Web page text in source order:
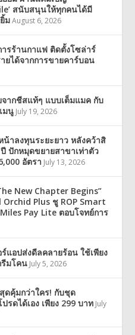
สนับสนุนให้ทุกคนได้มี
ม August 6, 2026
รร้านกาแฟ ติดตั้งโซล่าร์
ยได้จากการขายคาร์บอน
ากชีสแท้ๆ แบบเต็มแมค กับ
มนู July 19, 2026
าลงทุนระยะยาว หลังคว้าสิ
ปักหมุดขยายสาขาเท่าตัว
อัตรา July 13, 2026
New Chapter Begins”
Plus ชู ROP Smart
Pay Lite ตอบโจทย์การ
แอปส่งดีลคลายร้อน ใช้เพียง
มโคน July 5, 2026
ดคุ้มกว่าใคร! กับชุด
รดได้เอง เพียง 299 บาท July